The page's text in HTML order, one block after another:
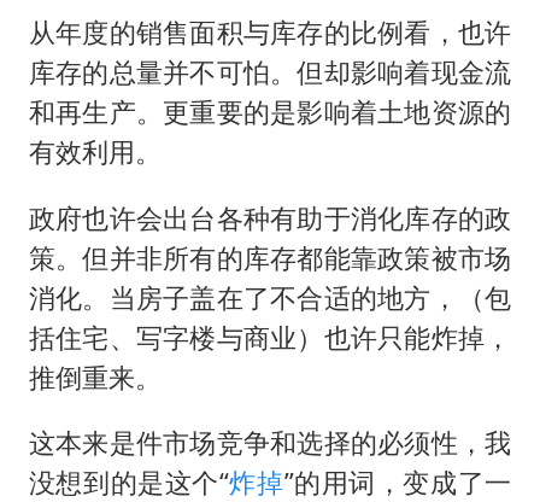
香港殿堂级填词人黎彼得因病离世 终年76岁
弹药库存告急 美军补货难
南太行山失联女孩最后信号不在山林
总书记关心百姓身边这些民生大事
从年度的销售面积与库存的比例看，也许
库存的总量并不可怕。但却影响着现金流
和再生产。更重要的是影响着土地资源的
有效利用。
政府也许会出台各种有助于消化库存的政
策。但并非所有的库存都能靠政策被市场
消化。当房子盖在了不合适的地方，（包
括住宅、写字楼与商业）也许只能炸掉，
推倒重来。
这本来是件市场竞争和选择的必须性，我
没想到的是这个“炸掉”的用词，变成了一